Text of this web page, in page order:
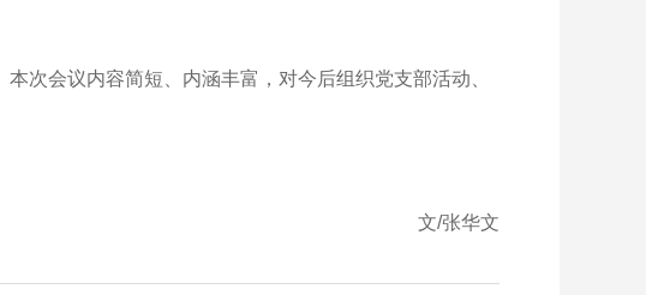
会议内容简短、内涵丰富，对今后组织党支部活动、
文/张华文